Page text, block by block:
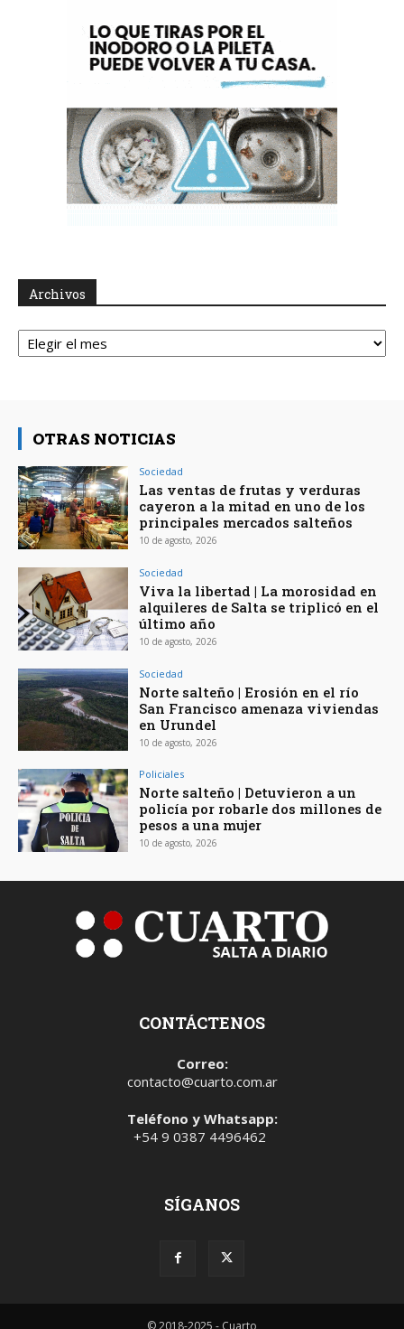
Archivos
Archivos
OTRAS NOTICIAS
Sociedad
Las ventas de frutas y verduras
cayeron a la mitad en uno de los
principales mercados salteños
10 de agosto, 2026
Sociedad
Viva la libertad | La morosidad en
alquileres de Salta se triplicó en el
último año
10 de agosto, 2026
Sociedad
Norte salteño | Erosión en el río
San Francisco amenaza viviendas
en Urundel
10 de agosto, 2026
Policiales
Norte salteño | Detuvieron a un
policía por robarle dos millones de
pesos a una mujer
10 de agosto, 2026
CONTÁCTENOS
Correo:
contacto@cuarto.com.ar
Teléfono y Whatsapp:
+54 9 0387 4496462
SÍGANOS
© 2018-2025 - Cuarto